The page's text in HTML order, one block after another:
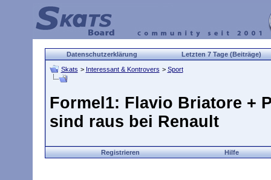
Datenschutzerklärung Letzten 7 Tage (Beiträge)
Skats > Interessant & Kontrovers > Sport
Formel1: Flavio Briatore +
sind raus bei Renault
Registrieren Hilfe